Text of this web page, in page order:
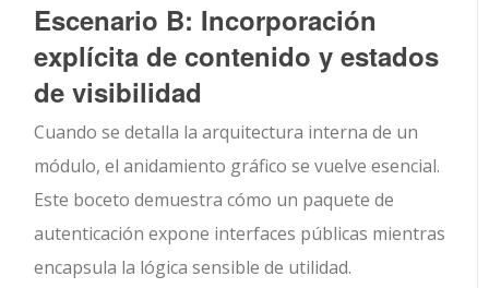
Escenario B: Incorporación
explícita de contenido y estados
de visibilidad
Cuando se detalla la arquitectura interna de un
módulo, el anidamiento gráfico se vuelve esencial.
Este boceto demuestra cómo un paquete de
autenticación expone interfaces públicas mientras
encapsula la lógica sensible de utilidad.